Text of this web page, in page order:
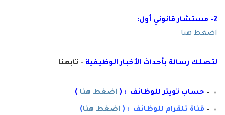
2- مستشار قانوني أول:
اضغط هنا
لتصلك رسالة بأحداث الأخبار الوظيفية – تابعنا
– حساب تويتر للوظائف : ( اضغط هنا )
– قناة تلقرام للوظائف : ( اضغط هنا)